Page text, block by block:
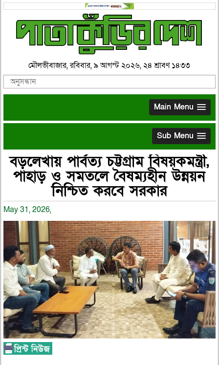
মৌলভীবাজার, রবিবার, ৯ আগস্ট ২০২৬, ২৪ শ্রাবণ ১৪৩৩
Main Menu
Sub Menu
বড়লেখায় পার্বত্য চট্টগ্রাম বিষয়কমন্ত্রী,
পাহাড় ও সমতলে বৈষম্যহীন উন্নয়ন
নিশ্চিত করবে সরকার
May 31, 2026,